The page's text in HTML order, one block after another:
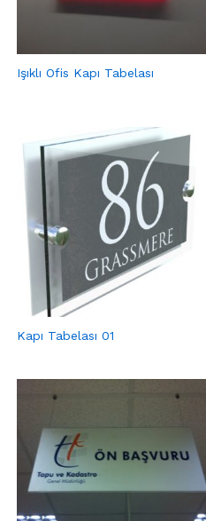
Işıklı Ofis Kapı Tabelası
Kapı Tabelası 01